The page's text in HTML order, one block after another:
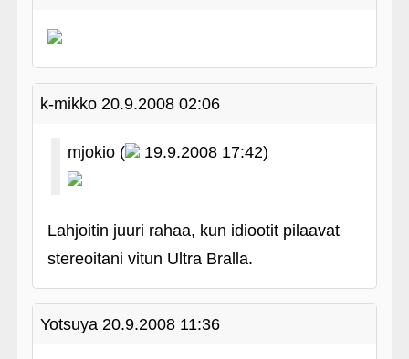
k-mikko 20.9.2008 02:06
mjokio ( 19.9.2008 17:42)
Lahjoitin juuri rahaa, kun idiootit pilaavat
stereoitani vitun Ultra Bralla.
Yotsuya 20.9.2008 11:36